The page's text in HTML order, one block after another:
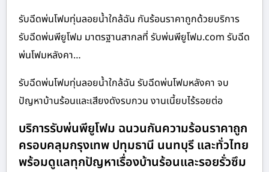
รับฉีดพ่นโฟมทุ่นลอยน้ำใกล้ฉัน กันร้อนราคาถูกด้วยบริการ
รับฉีดพ่นพียูโฟม มาตรฐานสากลที่ รับพ่นพียูโฟม.com รับฉีด
พ่นโฟมหลังคา…
รับฉีดพ่นโฟมทุ่นลอยน้ำใกล้ฉัน รับฉีดพ่นโฟมหลังคา จบ
ปัญหาบ้านร้อนและเสียงดังรบกวน งานเนี้ยบไร้รอยต่อ
บริการรับพ่นพียูโฟม ฉนวนกันความร้อนราคาถูก
ครอบคลุมกรุงเทพ ปทุมธานี นนทบุรี และทั่วไทย
พร้อมดูแลทุกปัญหาเรื่องบ้านร้อนและรอยรั่วซึม